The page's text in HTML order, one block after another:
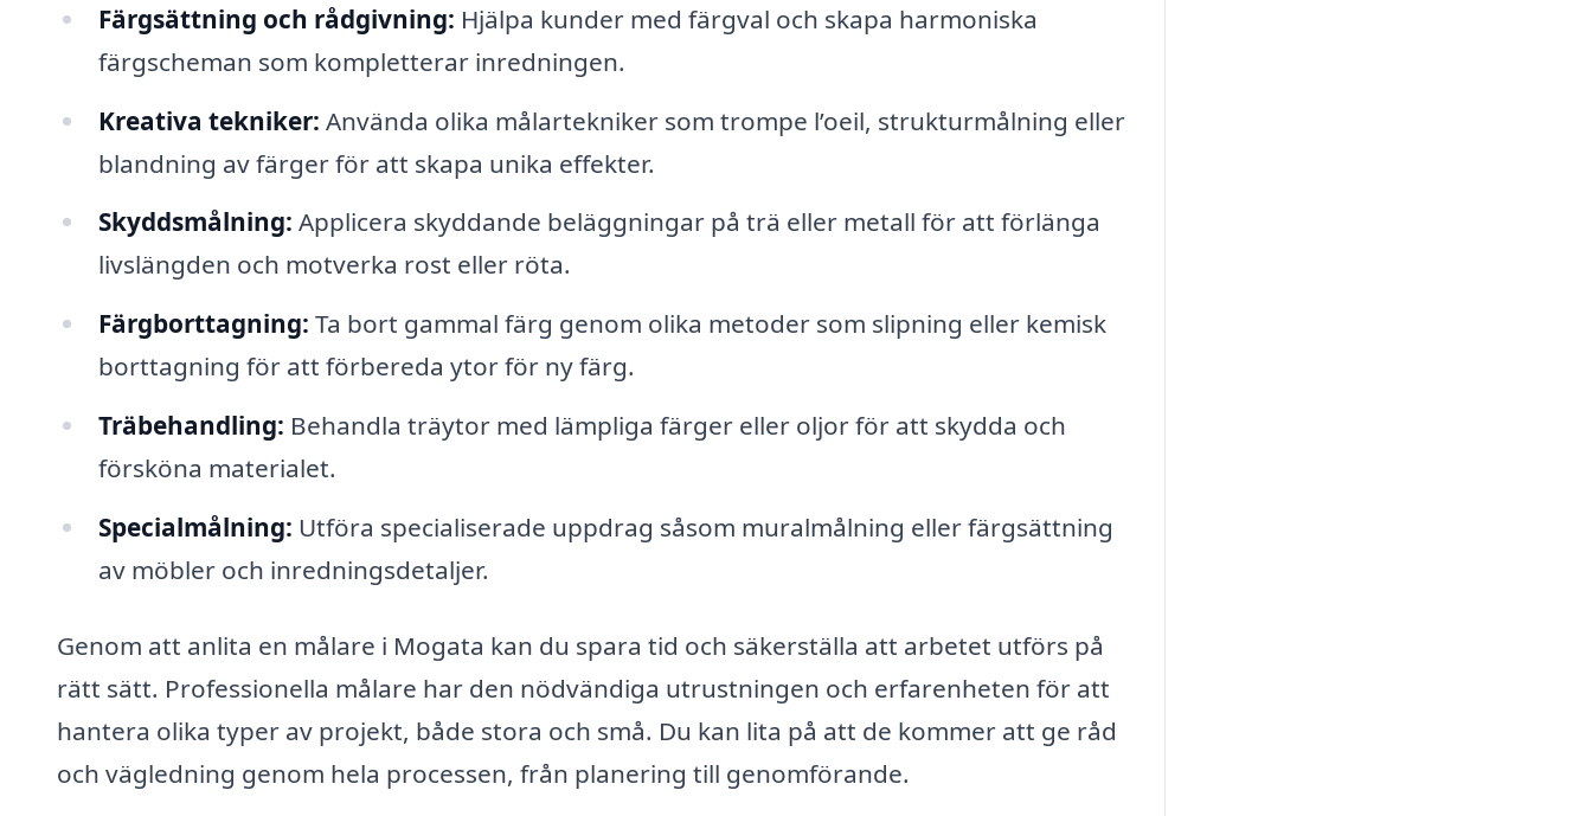
Färgsättning och rådgivning: Hjälpa kunder med färgval och skapa harmoniska
färgscheman som kompletterar inredningen.
Kreativa tekniker: Använda olika målartekniker som trompe l’oeil, strukturmålning eller
blandning av färger för att skapa unika effekter.
Skyddsmålning: Applicera skyddande beläggningar på trä eller metall för att förlänga
livslängden och motverka rost eller röta.
Färgborttagning: Ta bort gammal färg genom olika metoder som slipning eller kemisk
borttagning för att förbereda ytor för ny färg.
Träbehandling: Behandla träytor med lämpliga färger eller oljor för att skydda och
försköna materialet.
Specialmålning: Utföra specialiserade uppdrag såsom muralmålning eller färgsättning
av möbler och inredningsdetaljer.
Genom att anlita en målare i Mogata kan du spara tid och säkerställa att arbetet utförs på
rätt sätt. Professionella målare har den nödvändiga utrustningen och erfarenheten för att
hantera olika typer av projekt, både stora och små. Du kan lita på att de kommer att ge råd
och vägledning genom hela processen, från planering till genomförande.